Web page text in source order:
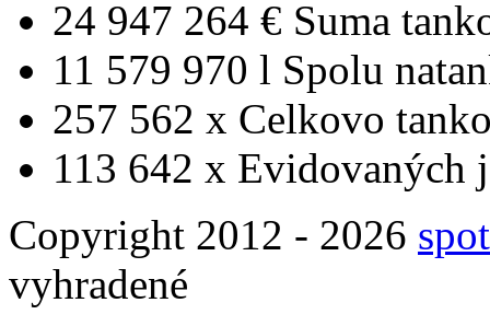
24 947 264 € Suma
11 579 970 l Spolu
257 562 x Celkovo
113 642 x Evidovaných
Copyright 2012 - 2026
vyhradené